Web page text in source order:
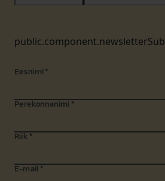
Eesnimi *
Perekonnanimi *
Riik *
E-mail *